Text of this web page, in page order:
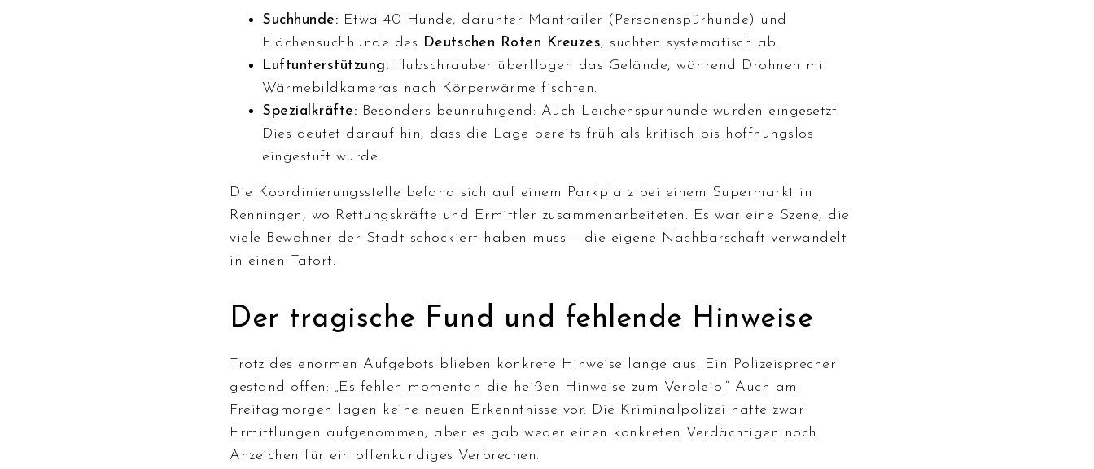
Suchhunde: Etwa 40 Hunde, darunter Mantrailer (Personenspürhunde) und
Flächensuchhunde des Deutschen Roten Kreuzes, suchten systematisch ab.
Luftunterstützung: Hubschrauber überflogen das Gelände, während Drohnen mit
Wärmebildkameras nach Körperwärme fischten.
Spezialkräfte: Besonders beunruhigend: Auch Leichenspürhunde wurden eingesetzt.
Dies deutet darauf hin, dass die Lage bereits früh als kritisch bis hoffnungslos
eingestuft wurde.
Die Koordinierungsstelle befand sich auf einem Parkplatz bei einem Supermarkt in
Renningen, wo Rettungskräfte und Ermittler zusammenarbeiteten. Es war eine Szene, die
viele Bewohner der Stadt schockiert haben muss – die eigene Nachbarschaft verwandelt
in einen Tatort.
Der tragische Fund und fehlende Hinweise
Trotz des enormen Aufgebots blieben konkrete Hinweise lange aus. Ein Polizeisprecher
gestand offen: „Es fehlen momentan die heißen Hinweise zum Verbleib.“ Auch am
Freitagmorgen lagen keine neuen Erkenntnisse vor. Die Kriminalpolizei hatte zwar
Ermittlungen aufgenommen, aber es gab weder einen konkreten Verdächtigen noch
Anzeichen für ein offenkundiges Verbrechen.